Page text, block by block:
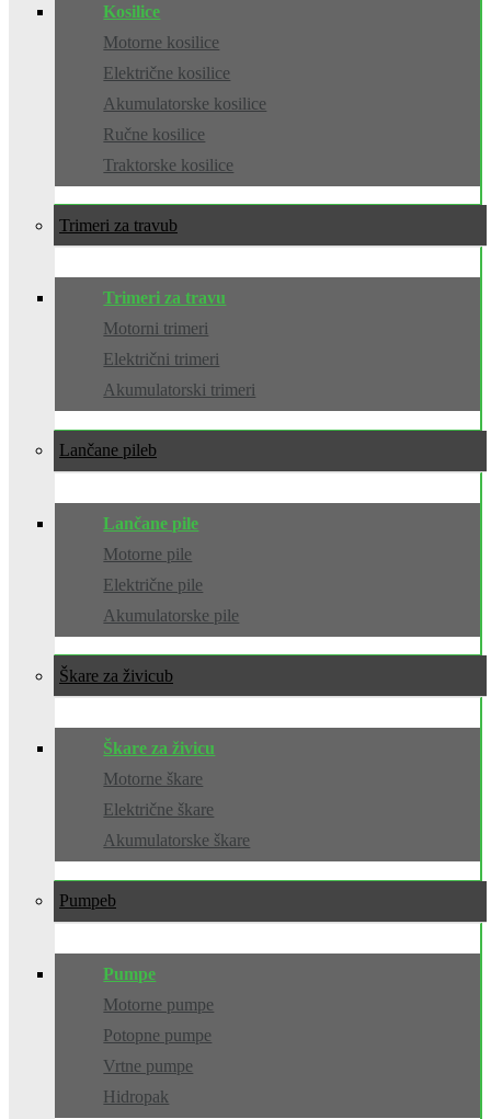
Kosilice
Motorne kosilice
Električne kosilice
Akumulatorske kosilice
Ručne kosilice
Traktorske kosilice
Trimeri za travu
Trimeri za travu
Motorni trimeri
Električni trimeri
Akumulatorski trimeri
Lančane pile
Lančane pile
Motorne pile
Električne pile
Akumulatorske pile
Škare za živicu
Škare za živicu
Motorne škare
Električne škare
Akumulatorske škare
Pumpe
Pumpe
Motorne pumpe
Potopne pumpe
Vrtne pumpe
Hidropak